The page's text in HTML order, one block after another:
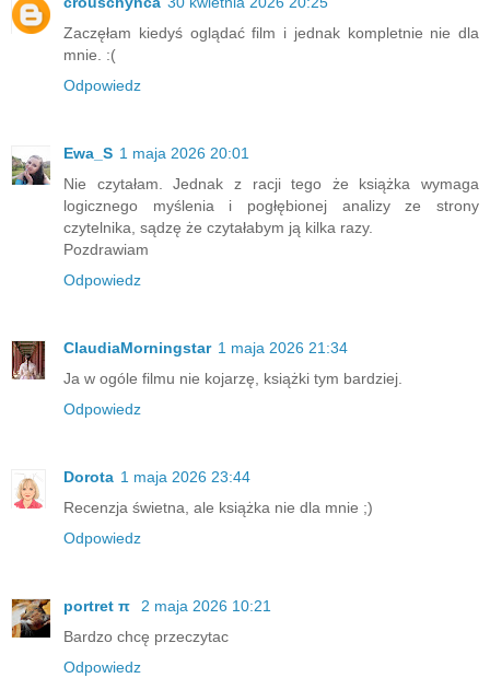
Zaczęłam kiedyś oglądać film i jednak kompletnie nie dla
mnie. :(
Odpowiedz
Ewa_S 1 maja 2026 20:01
Nie czytałam. Jednak z racji tego że książka wymaga
logicznego myślenia i pogłębionej analizy ze strony
czytelnika, sądzę że czytałabym ją kilka razy.
Pozdrawiam
Odpowiedz
ClaudiaMorningstar 1 maja 2026 21:34
Ja w ogóle filmu nie kojarzę, książki tym bardziej.
Odpowiedz
Dorota 1 maja 2026 23:44
Recenzja świetna, ale książka nie dla mnie ;)
Odpowiedz
portret π
2 maja 2026 10:21
Bardzo chcę przeczytac
Odpowiedz